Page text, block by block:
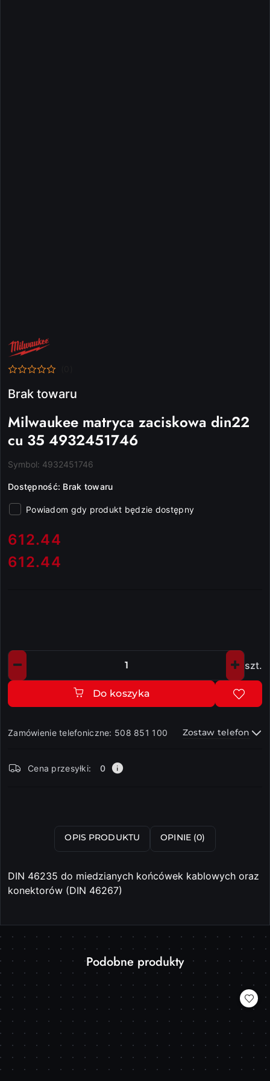
NAZWA
PRODUCENTA:
MILWAUKEE
Brak towaru
Milwaukee matryca zaciskowa din22
cu 35 4932451746
Symbol: 4932451746
Dostępność: Brak towaru
Powiadom gdy produkt będzie dostępny
cena:
612.44
Cena:
612.44
Ilość szt.
Do koszyka
Zamówienie telefoniczne: 508 851 100 Zostaw telefon
i
Cena przesyłki: 0
OPIS PRODUKTU OPINIE (0)
DIN 46235 do miedzianych końcówek kablowych oraz
konektorów (DIN 46267)
Pomiń karuzelę produktów
Produkty
statusie:
Podobne produkty